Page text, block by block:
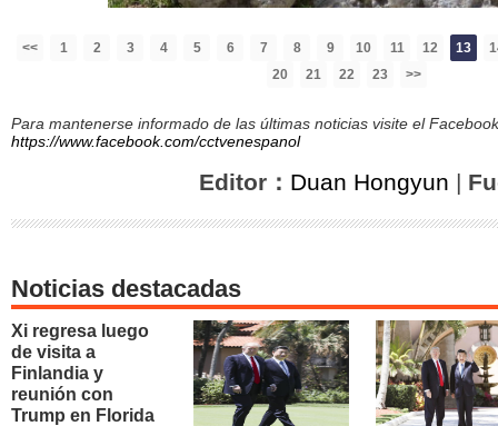
<< 1 2 3 4 5 6 7 8 9 10 11 12 13
20
21 22 23 >>
Para mantenerse informado de las últimas noticias visite el
https://www.facebook.com/cctvenespanol
Editor： Duan Hongyun |
Noticias destacadas
Xi regresa luego
de visita a
Finlandia y
reunión con
Trump en Florida